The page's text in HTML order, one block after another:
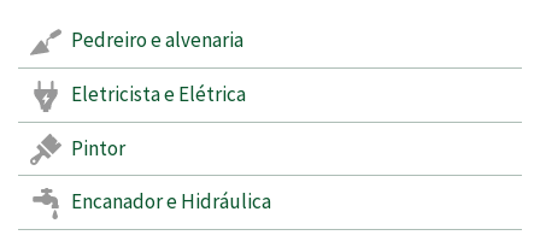
Pedreiro e alvenaria
Eletricista e Elétrica
Pintor
Encanador e Hidráulica